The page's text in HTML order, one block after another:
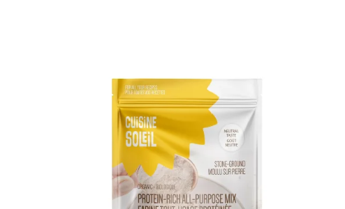
AJOUTER AU PANIER / DÉTAILS